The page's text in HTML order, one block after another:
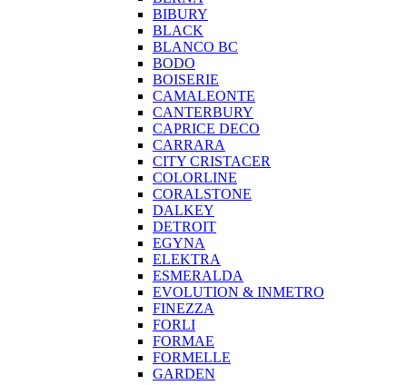
BIBURY
BLACK
BLANCO BC
BODO
BOISERIE
CAMALEONTE
CANTERBURY
CAPRICE DECO
CARRARA
CITY CRISTACER
COLORLINE
CORALSTONE
DALKEY
DETROIT
EGYNA
ELEKTRA
ESMERALDA
EVOLUTION & INMETRO
FINEZZA
FORLI
FORMAE
FORMELLE
GARDEN